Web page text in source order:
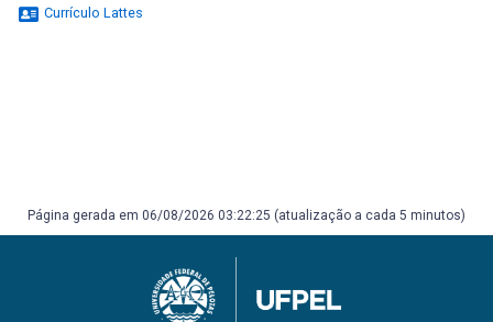
Currículo Lattes
Página gerada em 06/08/2026 03:22:25 (atualização a cada 5 minutos)